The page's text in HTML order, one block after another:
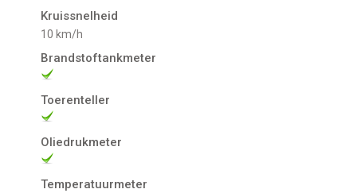
Kruissnelheid
10 km/h
Brandstoftankmeter
Toerenteller
Oliedrukmeter
Temperatuurmeter